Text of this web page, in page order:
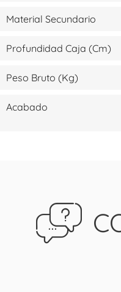
Material Secundario
Profundidad Caja (cm)
Peso Bruto (kg)
Acabado